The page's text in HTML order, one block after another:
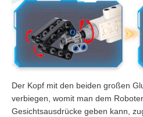
Der Kopf mit den beiden großen
verbiegen, womit man dem
Gesichtsausdrücke geben kann,